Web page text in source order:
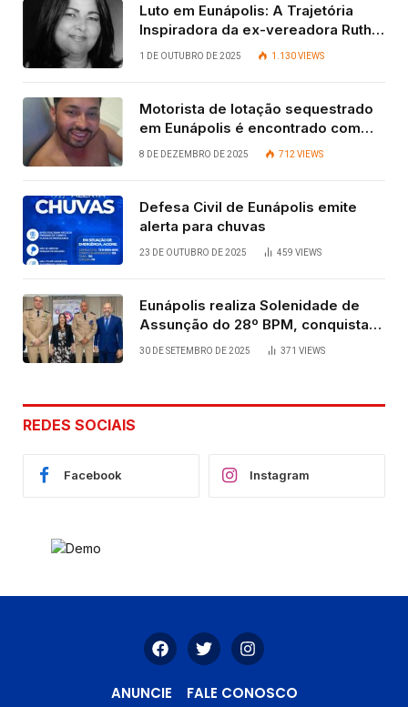
Luto em Eunápolis: A Trajetória
Inspiradora da ex-vereadora Ruth
Contadora
1 DE OUTUBRO DE 2025 1.130VIEWS
Motorista de lotação sequestrado
em Eunápolis é encontrado com
vida após quatro dias.
8 DE DEZEMBRO DE 2025 712 VIEWS
Defesa Civil de Eunápolis emite
alerta para chuvas
23 DE OUTUBRO DE 2025 459 VIEWS
Eunápolis realiza Solenidade de
Assunção do 28º BPM, conquista
viabilizada por articulação política
30 DE SETEMBRO DE 2025 371 VIEWS
REDES SOCIAIS
Facebook Instagram
ANUNCIE FALE CONOSCO